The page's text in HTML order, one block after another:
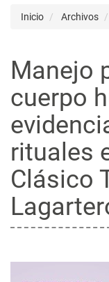
Inicio Archivos
Manejo
cuerpo
rituales
Clásico